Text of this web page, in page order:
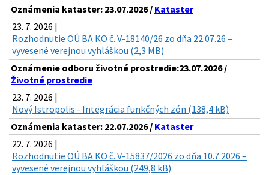
Oznámenia kataster: 23.07.2026 / Kataster
23. 7. 2026 |
Rozhodnutie OÚ BA KO č. V-18140/26 zo dňa 22.07.26 –
vyvesené verejnou vyhláškou (2,3 MB)
Oznámenie odboru životné prostredie:23.07.2026 /
Životné prostredie
23. 7. 2026 |
Nový Istropolis - Integrácia funkčných zón (138,4 kB)
Oznámenia kataster: 22.07.2026 / Kataster
22. 7. 2026 |
Rozhodnutie OÚ BA KO č. V-15837/2026 zo dňa 10.7.2026 –
vyvesené verejnou vyhláškou (249,8 kB)